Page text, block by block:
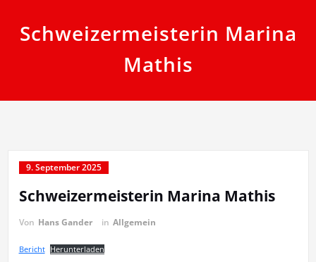
Schweizermeisterin Marina
Mathis
9. September 2025
Schweizermeisterin Marina Mathis
Von Hans Gander in Allgemein
Bericht Herunterladen